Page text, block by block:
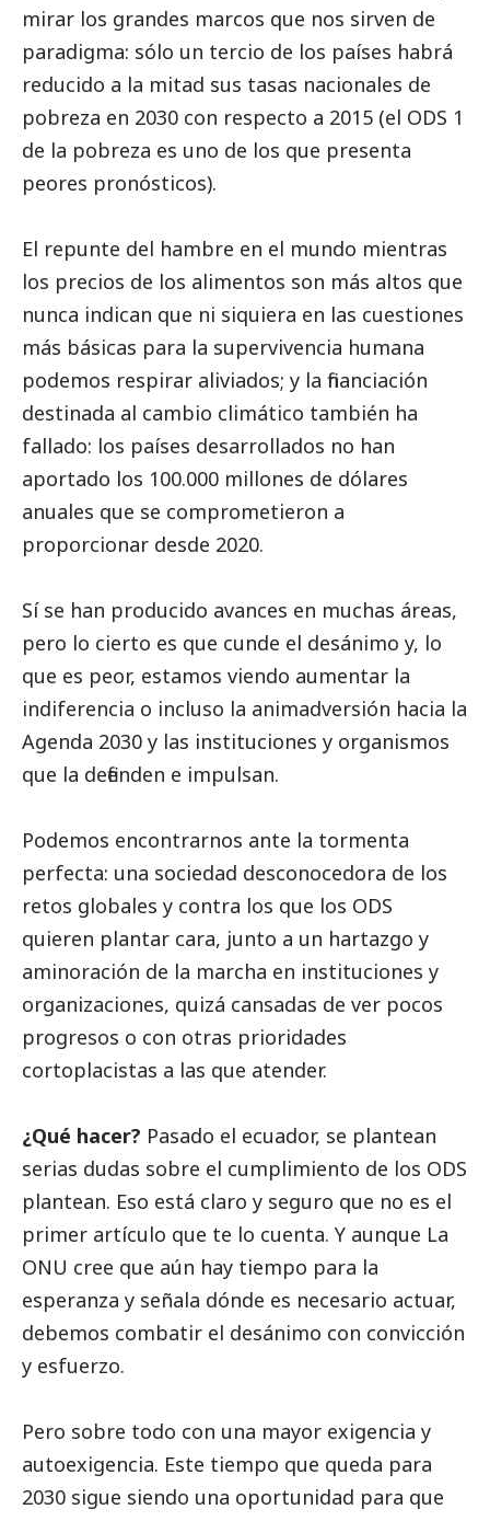
mirar los grandes marcos que nos sirven de
paradigma: sólo un tercio de los países habrá
reducido a la mitad sus tasas nacionales de
pobreza en 2030 con respecto a 2015 (el ODS 1
de la pobreza es uno de los que presenta
peores pronósticos).
El repunte del hambre en el mundo mientras
los precios de los alimentos son más altos que
nunca indican que ni siquiera en las cuestiones
más básicas para la supervivencia humana
podemos respirar aliviados; y la financiación
destinada al cambio climático también ha
fallado: los países desarrollados no han
aportado los 100.000 millones de dólares
anuales que se comprometieron a
proporcionar desde 2020.
Sí se han producido avances en muchas áreas,
pero lo cierto es que cunde el desánimo y, lo
que es peor, estamos viendo aumentar la
indiferencia o incluso la animadversión hacia la
Agenda 2030 y las instituciones y organismos
que la defienden e impulsan.
Podemos encontrarnos ante la tormenta
perfecta: una sociedad desconocedora de los
retos globales y contra los que los ODS
quieren plantar cara, junto a un hartazgo y
aminoración de la marcha en instituciones y
organizaciones, quizá cansadas de ver pocos
progresos o con otras prioridades
cortoplacistas a las que atender.
¿Qué hacer? Pasado el ecuador, se plantean
serias dudas sobre el cumplimiento de los ODS
plantean. Eso está claro y seguro que no es el
primer artículo que te lo cuenta. Y aunque La
ONU cree que aún hay tiempo para la
esperanza y señala dónde es necesario actuar,
debemos combatir el desánimo con convicción
y esfuerzo.
Pero sobre todo con una mayor exigencia y
autoexigencia. Este tiempo que queda para
2030 sigue siendo una oportunidad para que